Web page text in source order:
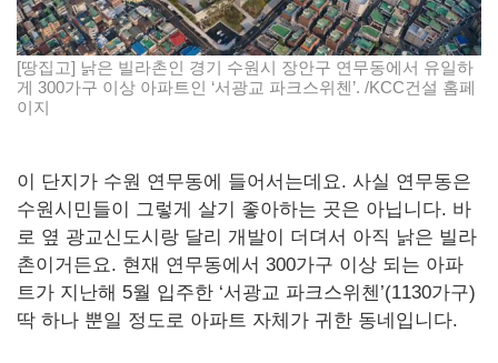
[땅집고] 낡은 빌라촌인 경기 수원시 장안구 연무동에서 유일하
게 300가구 이상 아파트인 ‘서광교 파크스위첸’. /KCC건설 홈페
이지
이 단지가 수원 연무동에 들어서는데요. 사실 연무동은
수원시민들이 그렇게 살기 좋아하는 곳은 아닙니다. 바
로 옆 광교신도시랑 달리 개발이 더뎌서 아직 낡은 빌라
촌이거든요. 현재 연무동에서 300가구 이상 되는 아파
트가 지난해 5월 입주한 ‘서광교 파크스위첸’(1130가구)
딱 하나 뿐일 정도로 아파트 자체가 귀한 동네입니다.